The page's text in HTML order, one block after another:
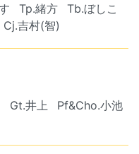
Tp.緒方
Tb.ぼしこ
Cj.吉村(智)
Gt.井上
Pf&Cho.小池